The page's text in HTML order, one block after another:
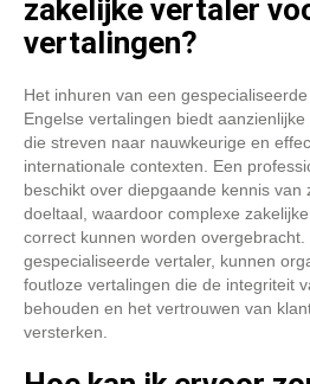
zakelijke vertaler
vertalingen?
Het inhuren van een
Engelse vertalingen biedt
die streven naar nauwkeurige en
internationale contexten. Een
beschikt over diepgaande kennis van
doeltaal, waardoor complexe
correct kunnen worden
gespecialiseerde vertaler, kunnen
foutloze vertalingen die de integriteit
behouden en het vertrouwen van
versterken.